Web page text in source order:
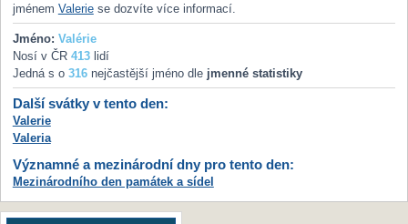
jménem Valeriese dozvíte více informací.
Jméno: Valérie
Nosí v ČR 413lidí
Jedná s o 316nejčastější jméno dle jmenné statistiky
Další svátky v tento den:
Valerie
Valeria
Významné a mezinárodní dny pro tento den:
Mezinárodního den památek a sídel